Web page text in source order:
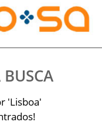
'Lisboa'